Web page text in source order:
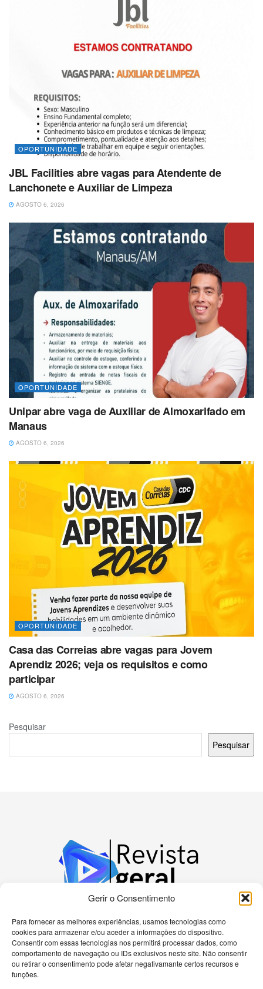
Gerir o Consentimento
Para fornecer as melhores experiências, usamos tecnologias como
cookies para armazenar e/ou aceder a informações do dispositivo.
Consentir com essas tecnologias nos permitirá processar dados, como
comportamento de navegação ou IDs exclusivos neste site. Não consentir
ou retirar o consentimento pode afetar negativamante certos recursos e
funções.
OPORTUNIDADE
JBL Facilities abre vagas para Atendente de
Lanchonete e Auxiliar de Limpeza
AGOSTO 6, 2026
OPORTUNIDADE
Unipar abre vaga de Auxiliar de Almoxarifado em
Manaus
AGOSTO 6, 2026
OPORTUNIDADE
Casa das Correias abre vagas para Jovem
Aprendiz 2026; veja os requisitos e como
participar
AGOSTO 6, 2026
Pesquisar
Pesquisar
Bem-vindo à nossa plataforma dedicada a
apaixonados por tecnologia! Aqui, você encontrará
as últimas novidades sobre celulares, computadores
e uma gama diversificada de dispositivos eletrônicos.